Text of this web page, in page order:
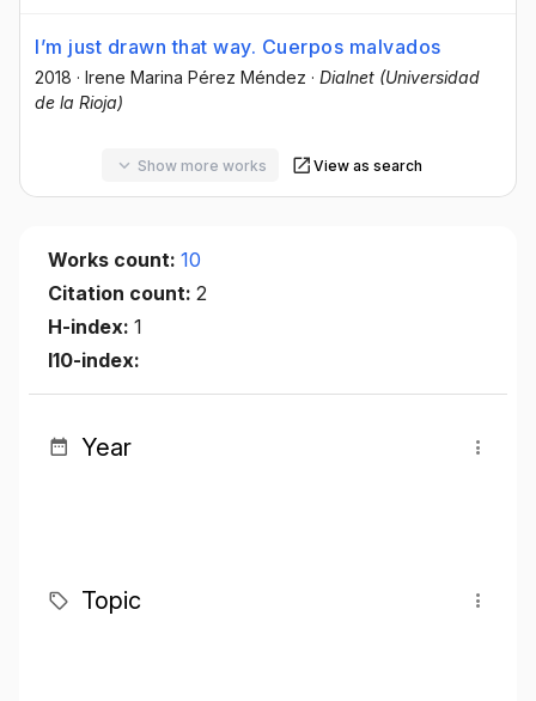
I’m just drawn that way. Cuerpos malvados
2018 · Irene Marina Pérez Méndez · Dialnet (Universidad
de la Rioja)
Show more works View as search
Works count: 10
Citation count: 2
H-index: 1
I10-index:
Year
Topic